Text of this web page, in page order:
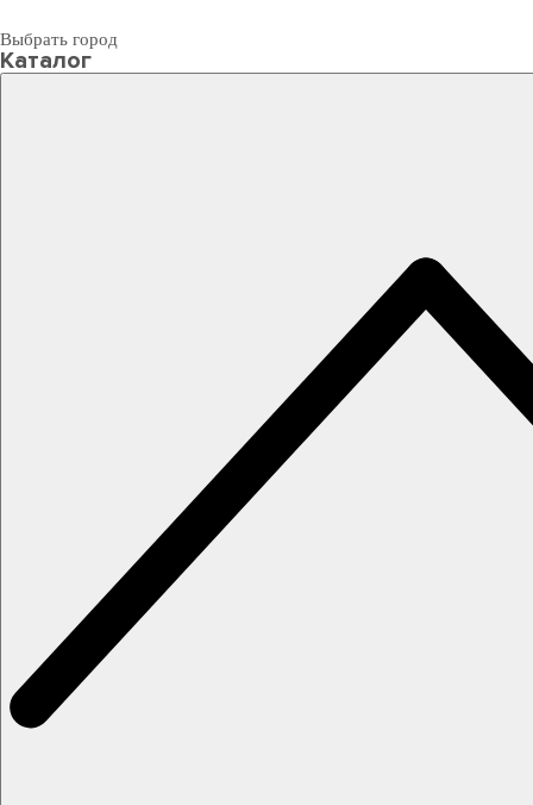
Выбрать город
Каталог